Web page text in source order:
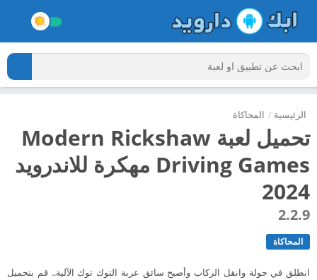
الرئيسية / المحاكاة
تحميل لعبة Modern Rickshaw
Driving Games مهكرة للاندرويد
2024
2.2.9
المحاكاة
انطلق في جولة وانقل الركاب وأصبح سائق عربة التوك توك الآلية.. قم بتحميل